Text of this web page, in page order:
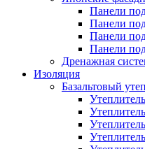
Панели
Панели
Панели
Панели
Дренажная
Изоляция
Базальтовый